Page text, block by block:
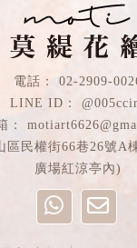
02-2909-
區民權街66巷26號A
廣場紅涼亭內)